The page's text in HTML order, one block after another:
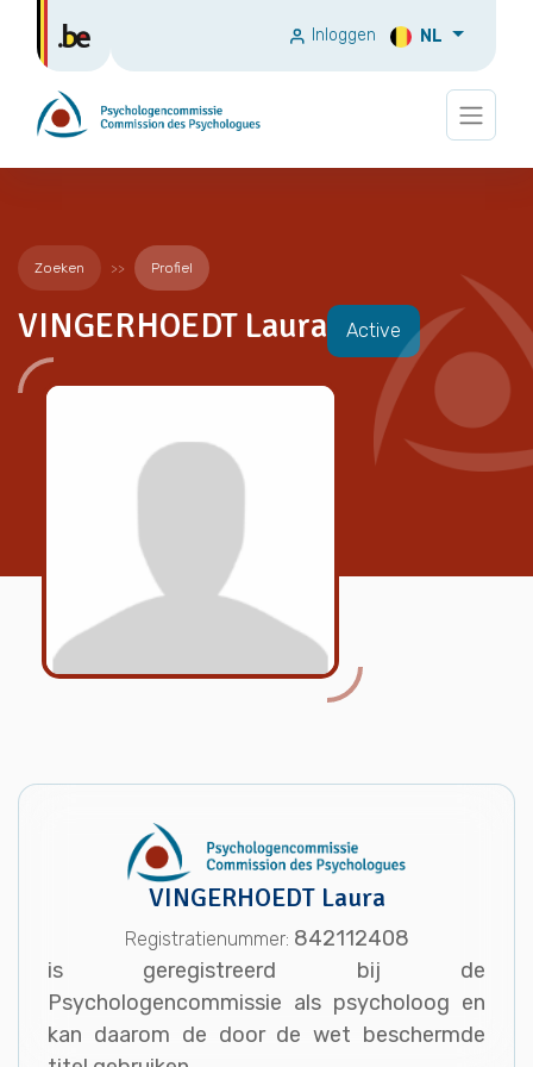
Inloggen NL
Zoeken Profiel
VINGERHOEDT Laura Active
VINGERHOEDT Laura
Registratienummer: 842112408
is geregistreerd bij de
Psychologencommissie als psycholoog en
kan daarom de door de wet beschermde